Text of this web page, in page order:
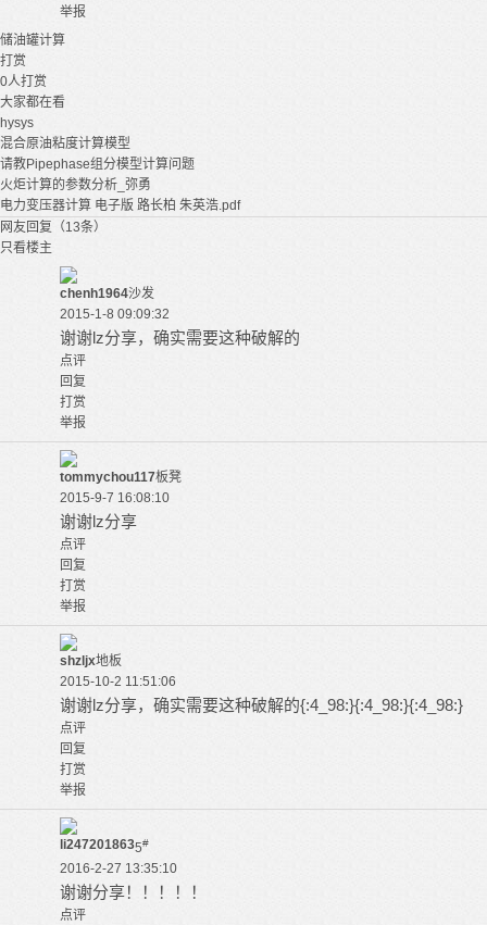
举报
储油罐计算
打赏
0人打赏
大家都在看
hysys
混合原油粘度计算模型
请教Pipephase组分模型计算问题
火炬计算的参数分析_弥勇
电力变压器计算 电子版 路长柏 朱英浩.pdf
网友回复（13条）
只看楼主
chenh1964沙发
2015-1-8 09:09:32
谢谢lz分享，确实需要这种破解的
点评
回复
打赏
举报
tommychou117板凳
2015-9-7 16:08:10
谢谢lz分享
点评
回复
打赏
举报
shzljx地板
2015-10-2 11:51:06
谢谢lz分享，确实需要这种破解的{:4_98:}{:4_98:}{:4_98:}
点评
回复
打赏
举报
li2472018635#
2016-2-27 13:35:10
谢谢分享！！！！！
点评